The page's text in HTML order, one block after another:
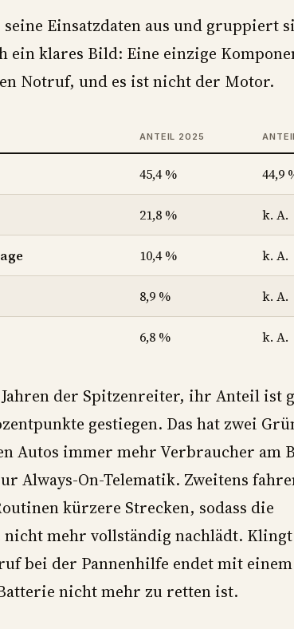
seine Einsatzdaten aus und gruppiert
ein klares Bild: Eine einzige
Notruf, und es ist nicht der Motor.
ANTEIL 2025
45,4 % 44,9
21,8 % k. A.
10,4 % k. A.
8,9 % k. A.
6,8 % k. A.
der Spitzenreiter, ihr Anteil ist
gestiegen. Das hat zwei
Autos immer mehr Verbraucher am
Always-On-Telematik. Zweitens
kürzere Strecken, sodass die
mehr vollständig nachlädt.
bei der Pannenhilfe endet mit einem
nicht mehr zu retten ist.